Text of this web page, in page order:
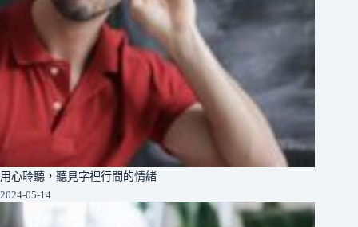
用心聆聽，聽見字裡行間的情緒
2024-05-14